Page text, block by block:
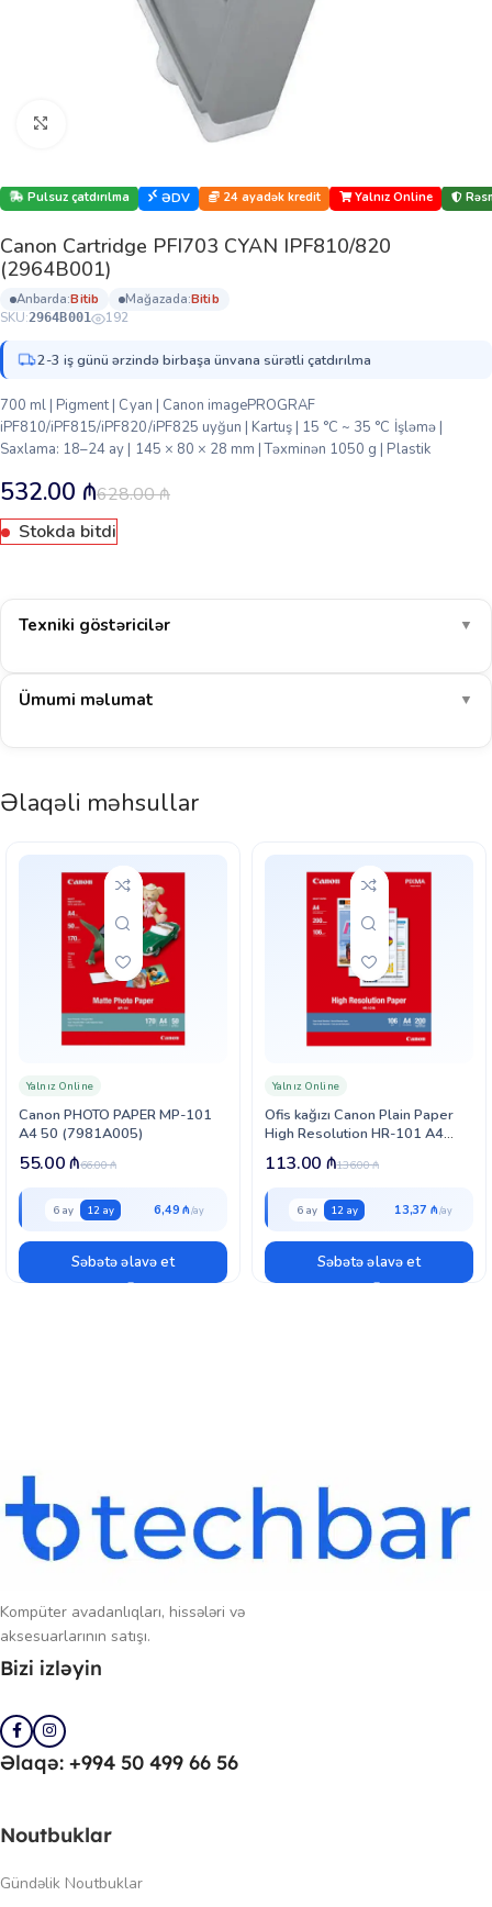
Böyütmək üçün klikləyin
Pulsuz çatdırılma ƏDV 24 ayadək kredit Yalnız Online
Canon Cartridge PFI703 CYAN IPF810/820
(2964B001)
anbarda: bi̇ti̇b mağazada: bi̇ti̇b
SKU:2964B001 192
2-3 iş günü ərzində birbaşa ünvana sürətli çatdırılma
700 ml | Pigment | Cyan | Canon imagePROGRAF
iPF810/iPF815/iPF820/iPF825 uyğun | Kartuş | 15 °C ~ 35 °C İşləmə |
Saxlama: 18–24 ay | 145 × 80 × 28 mm | Təxminən 1050 g | Plastik
628.00₼
532.00 ₼
Stokda bitdi
Texniki göstəricilər ▼
Ümumi məlumat ▼
Əlaqəli məhsullar
Canon PHOTO PAPER MP-101
A4 50 (7981A005)
Yalnız Online
66.00₼
55.00₼
6 ay 12 ay 6,49 ₼
Səbətə əlavə et
Ofis kağızı Canon Plain Paper
High Resolution HR-101 A4
(1033A001)
Yalnız Online
136.00₼
113.00 ₼
6 ay 12 ay 13,37 ₼
Səbətə əlavə et
Kompüter avadanlıqları, hissələri və
aksesuarlarının satışı.
Bizi izləyin
Əlaqə: +994 50 499 66 56
Noutbuklar
Gündəlik Noutbuklar